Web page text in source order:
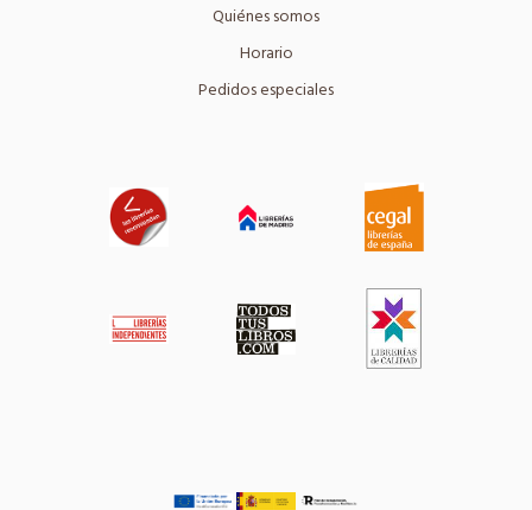
Quiénes somos
Horario
Pedidos especiales